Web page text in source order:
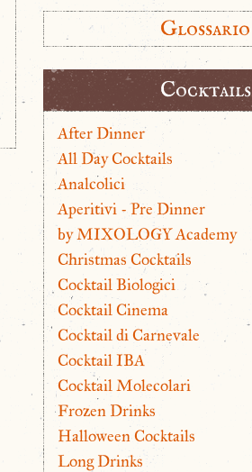
Glossario
Cocktails
After Dinner
All Day Cocktails
Analcolici
Aperitivi - Pre Dinner
by MIXOLOGY Academy
Christmas Cocktails
Cocktail Biologici
Cocktail Cinema
Cocktail di Carnevale
Cocktail IBA
Cocktail Molecolari
Frozen Drinks
Halloween Cocktails
Long Drinks